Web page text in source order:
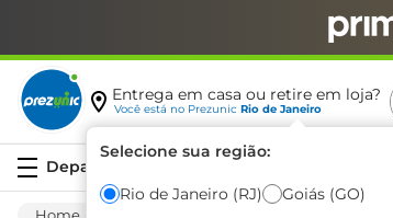
Entrega em casa ou retire em loja?
Você está no Prezunic Rio de Janeiro
Selecione sua região:
Rio de Janeiro (RJ) Goiás (GO)